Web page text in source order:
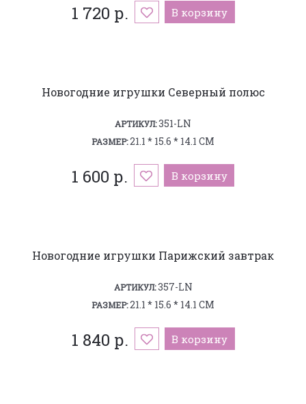
1 720 р. В корзину
Новогодние игрушки Северный полюс
АРТИКУЛ:351-LN
РАЗМЕР:21.1 * 15.6 * 14.1 СМ
1 600 р. В корзину
Новогодние игрушки Парижский завтрак
АРТИКУЛ:357-LN
РАЗМЕР:21.1 * 15.6 * 14.1 СМ
1 840 р. В корзину